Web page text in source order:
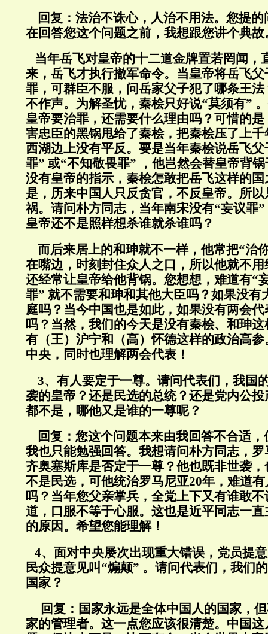
回复： 法治不诛心，人治不用法。您提
在回答您这个问题之前，我想跟您讲个典故
当年岳飞对皇帝的十二道金牌置若罔闻，
来，岳飞才执行撤军命令。当皇帝将岳飞
罪，可群臣不服，问岳家父子犯了哪条王
不作声。为解圣忧，秦桧只好说“莫须有”
皇帝要治罪，还需要什么理由吗？可惜的
害忠臣的黑锅甩给了秦桧，把秦桧压了上
西湖边上没有平反。要是当年秦桧说岳飞
罪” 或“不知敬畏罪” ，他岂然会替皇帝背
没有皇帝的指示，秦桧怎敢把岳飞这样的
是，历来中国人只反贪官，不反皇帝。所
祸。请问朴方同志，当年南宋没有“妄议罪
皇帝还不是照样想杀谁就杀谁吗？
而后来居上的和珅就不一样，他常把“治
在嘴边，时刻封住众人之口，所以他就不
还经常让皇帝给他背锅。您想想，难道有“
罪” 就不需要和珅和其他大臣吗？如果没有
庭吗？当今中国也是如此，如果没有两会
吗？当然，我们的今天是没有秦桧、和珅
有（王）沪宁和（高）怀德这样的政治高
中央，同时也理解两会代表！
3、有人要定于一尊。请问代表们，我国
袭的皇帝？还是民选的总统？还是党内公
都不是，哪他又是谁的一尊呢？
回复： 您这个问题本来由我回答不合适
我也只能勉强回答。我想请问朴方同志，
齐奥塞斯库是否定于一尊？他也既非世袭
不是民选，可他统治罗马尼亚20年，难道
吗？当年您父亲掌兵，全党上下又有谁敢
道，口服不等于心服。这也是近平同志一
的原因。希望您能理解！
4、面对中央屡次出现重大错误，党员提
民众提意见叫“煽颠” 。请问代表们，我们
国家？
回复： 国家永远是全体中国人的国家，
家的管理者。这一点您应该很清楚。中国